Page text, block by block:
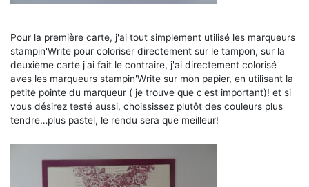
Pour la première carte, j'ai tout simplement utilisé les marqueurs
stampin'Write pour coloriser directement sur le tampon, sur la
deuxième carte j'ai fait le contraire, j'ai directement colorisé
aves les marqueurs stampin'Write sur mon papier, en utilisant la
petite pointe du marqueur ( je trouve que c'est important)! et si
vous désirez testé aussi, choississez plutôt des couleurs plus
tendre…plus pastel, le rendu sera que meilleur!